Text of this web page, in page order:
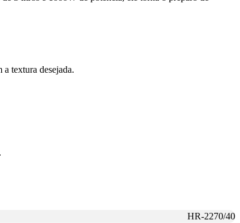
textura desejada.
HR-2270/40